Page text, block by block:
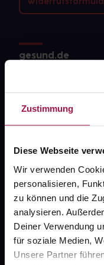
Zustimmung
Diese Webseite
Wir verwenden
personalisieren,
zu können und die
analysieren.
Deiner Verwendung
für soziale Medien,
Unsere Partner
gesund.de
Karriere
Newsletter
PAYBACK
gesund-versorger.de
Sanitätshäuser
Datenschutz
AGB